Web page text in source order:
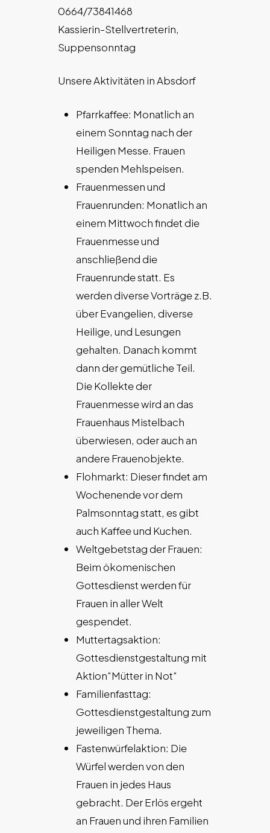
0664/73841468
Kassierin-Stellvertreterin,
Suppensonntag
Unsere Aktivitäten in Absdorf
Pfarrkaffee: Monatlich an
einem Sonntag nach der
Heiligen Messe. Frauen
spenden Mehlspeisen.
Frauenmessen und
Frauenrunden: Monatlich an
einem Mittwoch findet die
Frauenmesse und
anschließend die
Frauenrunde statt. Es
werden diverse Vorträge z.B.
über Evangelien, diverse
Heilige, und Lesungen
gehalten. Danach kommt
dann der gemütliche Teil.
Die Kollekte der
Frauenmesse wird an das
Frauenhaus Mistelbach
überwiesen, oder auch an
andere Frauenobjekte.
Flohmarkt: Dieser findet am
Wochenende vor dem
Palmsonntag statt, es gibt
auch Kaffee und Kuchen.
Weltgebetstag der Frauen:
Beim ökomenischen
Gottesdienst werden für
Frauen in aller Welt
gespendet.
Muttertagsaktion:
Gottesdienstgestaltung mit
Aktion“Mütter in Not“
Familienfasttag:
Gottesdienstgestaltung zum
jeweiligen Thema.
Fastenwürfelaktion: Die
Würfel werden von den
Frauen in jedes Haus
gebracht. Der Erlös ergeht
an Frauen und ihren Familien